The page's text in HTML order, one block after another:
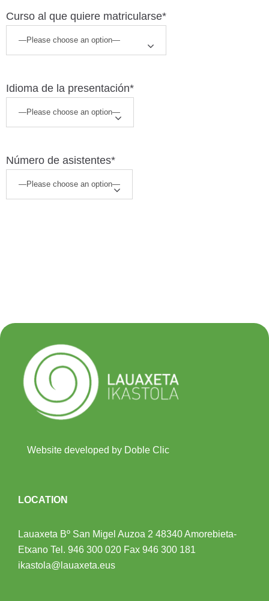
Curso al que quiere matricularse*
Idioma de la presentación*
Número de asistentes*
Website developed by Doble Clic
LOCATION
Lauaxeta Bº San Migel Auzoa 2 48340 Amorebieta-
Etxano Tel. 946 300 020 Fax 946 300 181
ikastola@lauaxeta.eus